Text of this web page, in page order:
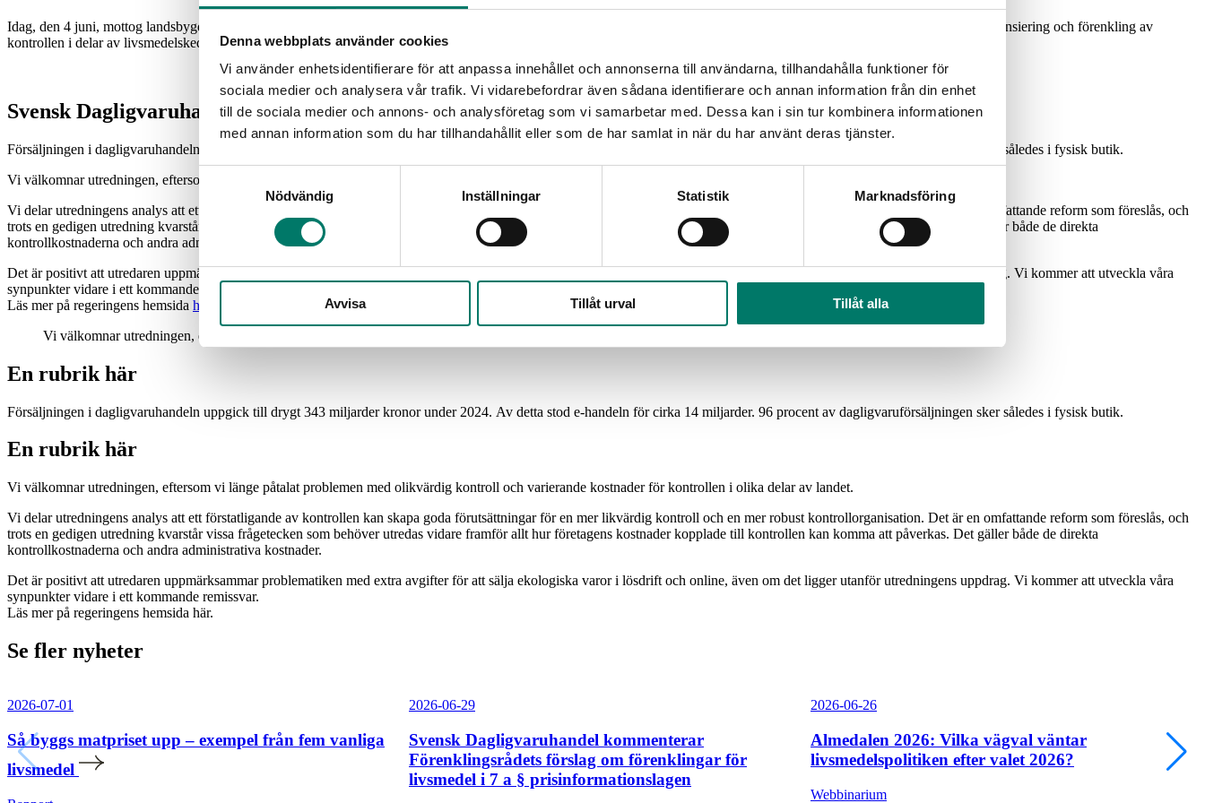
Denna webbplats använder cookies
Vi använder enhetsidentifierare för att anpassa innehållet och annonserna till användarna, tillhandahålla funktioner för
sociala medier och analysera vår trafik. Vi vidarebefordrar även sådana identifierare och annan information från din enhet
till de sociala medier och annons- och analysföretag som vi samarbetar med. Dessa kan i sin tur kombinera informationen
med annan information som du har tillhandahållit eller som de har samlat in när du har använt deras tjänster.
Samtyckesval
Nödvändig
Inställningar Statistik Marknadsföring
Avvisa Tillåt urval Tillåt alla
Idag, den 4 juni, mottog landsbygdsminister Peter Kullgren betänkandet från utredningen om livsmedelskedjans kontrollorganisation. Utredningen har sett över organisation, finansiering och förenkling av
kontrollen i delar av livsmedelskedjan.
Svensk Dagligvaruhandel kommenterar:
Försäljningen i daglig­varu­handeln uppgick till drygt 343 miljarder kronor under 2024. Av detta stod e-handeln för cirka 14 miljarder. 96 procent av daglig­varu­försäljningen sker således i fysisk butik.
Vi välkomnar utredningen, eftersom vi länge påtalat problemen med olikvärdig kontroll och varierande kostnader för kontrollen i olika delar av landet.
Vi delar utredningens analys att ett förstatligande av kontrollen kan skapa goda förutsättningar för en mer likvärdig kontroll och en mer robust kontrollorganisation. Det är en omfattande reform som föreslås, och
trots en gedigen utredning kvarstår vissa frågetecken som behöver utredas vidare framför allt hur företagens kostnader kopplade till kontrollen kan komma att påverkas. Det gäller både de direkta
kontrollkostnaderna och andra administrativa kostnader.
Det är positivt att utredaren uppmärksammar problematiken med extra avgifter för att sälja ekologiska varor i lösdrift och online, även om det ligger utanför utredningens uppdrag. Vi kommer att utveckla våra
synpunkter vidare i ett kommande remissvar.
Läs mer på regeringens hemsida här
Vi välkomnar utredningen, eftersom vi länge påtalat problemen med olikvärdig kontroll.
En rubrik här
Försäljningen i daglig­varu­handeln uppgick till drygt 343 miljarder kronor under 2024. Av detta stod e-handeln för cirka 14 miljarder. 96 procent av daglig­varu­försäljningen sker således i fysisk butik.
En rubrik här
Vi välkomnar utredningen, eftersom vi länge påtalat problemen med olikvärdig kontroll och varierande kostnader för kontrollen i olika delar av landet.
Vi delar utredningens analys att ett förstatligande av kontrollen kan skapa goda förutsättningar för en mer likvärdig kontroll och en mer robust kontrollorganisation. Det är en omfattande reform som föreslås, och
trots en gedigen utredning kvarstår vissa frågetecken som behöver utredas vidare framför allt hur företagens kostnader kopplade till kontrollen kan komma att påverkas. Det gäller både de direkta
kontrollkostnaderna och andra administrativa kostnader.
Det är positivt att utredaren uppmärksammar problematiken med extra avgifter för att sälja ekologiska varor i lösdrift och online, även om det ligger utanför utredningens uppdrag. Vi kommer att utveckla våra
synpunkter vidare i ett kommande remissvar.
Läs mer på regeringens hemsida här.
Se fler nyheter
2026-07-01
Så byggs matpriset upp – exempel från fem vanliga
livsmedel
2026-06-29
Svensk Dagligvaruhandel kommenterar
Förenklingsrådets förslag om förenklingar för
livsmedel i 7 a § prisinformationslagen
2026-06-26
Almedalen 2026: Vilka vägval väntar
livsmedelspolitiken efter valet 2026?
Webbinarium